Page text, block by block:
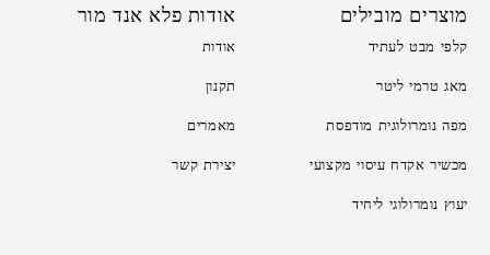
מוצרים מובילים
קלפי מבט לעתיד
מאג טרמי ליטר
מפה נומרולוגית מודפסת
מכשיר אקדח עיסוי מקצועי
יעוץ נומרולוגי ליחיד
אודות פלא אנד מור
אודות
תקנון
מאמרים
יצירת קשר